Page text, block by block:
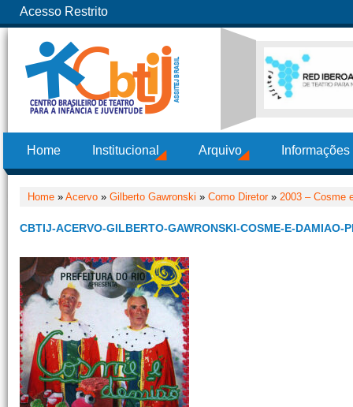
Acesso Restrito
Home Institucional Arquivo
Home » Acervo » Gilberto Gawronski » Como Diretor» 2003 – Cosme
CBTIJ-ACERVO-GILBERTO-GAWRONSKI-COSME-E-DAMIAO-